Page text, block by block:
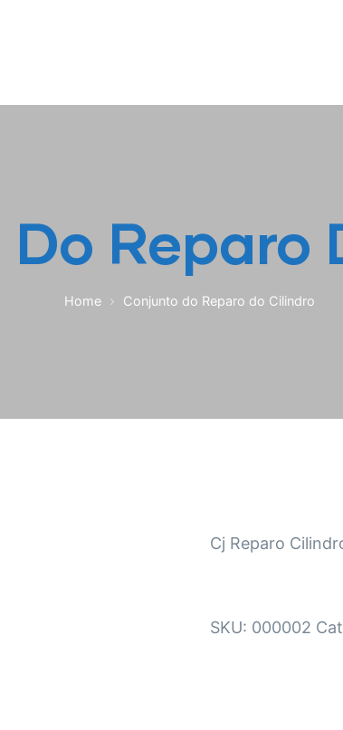
Reparo
Home Conjunto do Reparo do Cilindro
Cj Reparo
SKU: 000002